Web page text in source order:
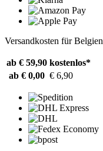
Versandkosten für Belgien
ab € 59,90 kostenlos*
ab € 0,00 € 6,90